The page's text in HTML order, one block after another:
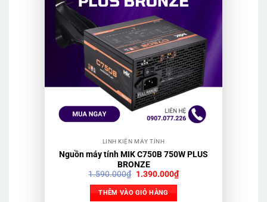
LINH KIỆN MÁY TÍNH
Nguồn máy tính MIK C750B 750W PLUS
BRONZE
1.590.000₫ Giá
là:
1.590.000₫.
1.390.000₫Giá
hiện
THÊM VÀO GIỎ HÀNG